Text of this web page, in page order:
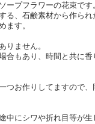
プフラワーの花束です
る、石鹸素材から作ら
ます。
りません。
合もあり、時間と共に
つお作りしてますので、
中にシワや折れ目等が